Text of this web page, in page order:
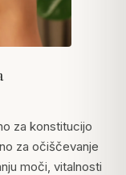
za konstitucijo
za očiščevanje
moči, vitalnosti